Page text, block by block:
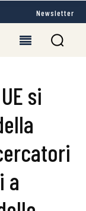
Newsletter
si
a